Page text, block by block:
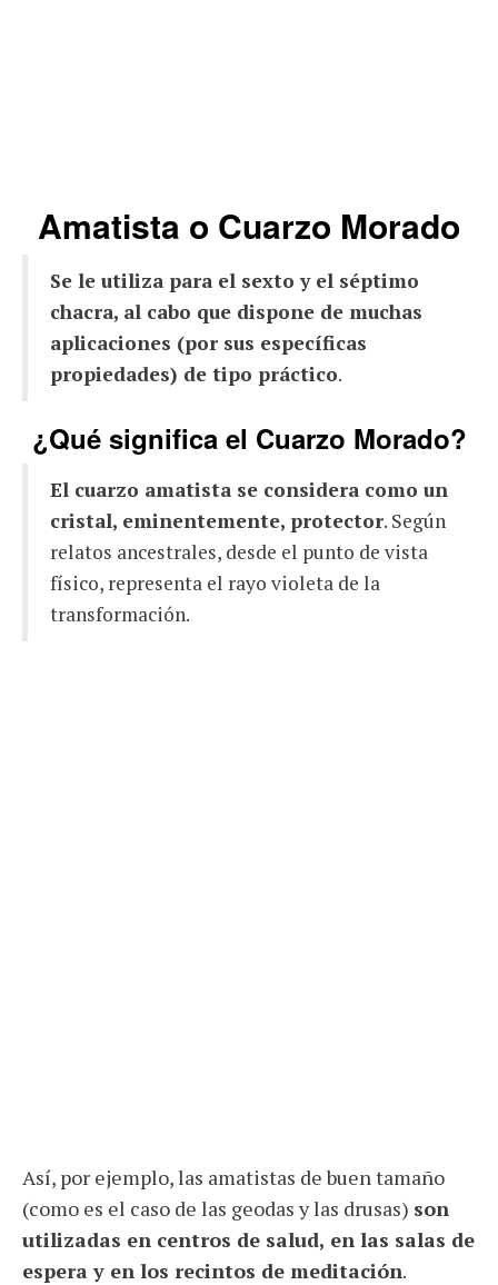
Amatista o Cuarzo Morado
Se le utiliza para el sexto y el séptimo
chacra, al cabo que dispone de muchas
aplicaciones (por sus específicas
propiedades) de tipo práctico.
¿Qué significa el Cuarzo Morado?
El cuarzo amatista se considera como un
cristal, eminentemente, protector. Según
relatos ancestrales, desde el punto de vista
físico, representa el rayo violeta de la
transformación.
Así, por ejemplo, las amatistas de buen tamaño
(como es el caso de las geodas y las drusas) son
utilizadas en centros de salud, en las salas de
espera y en los recintos de meditación.